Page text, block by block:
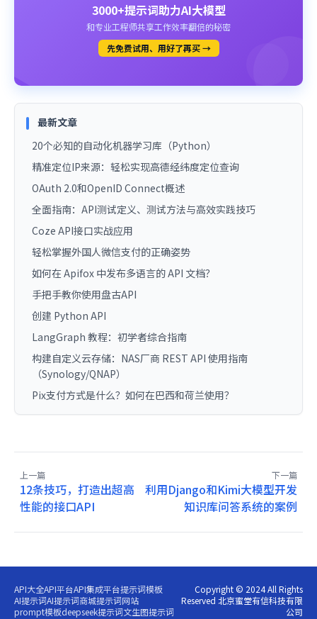
3000+提示词助力AI大模型
和专业工程师共享工作效率翻倍的秘密
先免费试用、用好了再买 →
最新文章
20个必知的自动化机器学习库（Python）
精准定位IP来源：轻松实现高德经纬度定位查询
OAuth 2.0和OpenID Connect概述
全面指南：API测试定义、测试方法与高效实践技巧
Coze API接口实战应用
轻松掌握外国人微信支付的正确姿势
如何在 Apifox 中发布多语言的 API 文档？
手把手教你使用盘古API
创建 Python API
LangGraph 教程：初学者综合指南
构建自定义云存储：NAS厂商 REST API 使用指南
（Synology/QNAP）
Pix支付方式是什么？如何在巴西和荷兰使用？
上一篇
12条技巧，打造出超高
性能的接口API
下一篇
利用Django和Kimi大模型开发
知识库问答系统的案例
API大全API平台API集成平台提示词模板
AI提示词AI提示词商城提示词网站
prompt模板deepseek提示词文生图提示词
Copyright © 2024 All Rights
Reserved 北京蜜堂有信科技有限
公司